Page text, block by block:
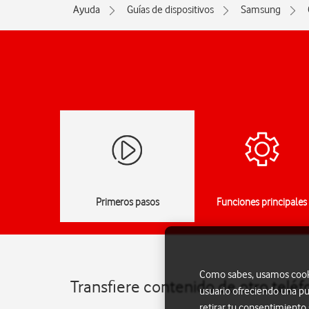
Ayuda Guías de dispositivos Samsung
Primeros pasos Funciones principales
Transfiere contenido de otro
Como sabes, usamos
usuario ofreciendo una